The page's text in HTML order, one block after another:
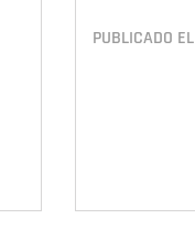
PUBLICADO EL